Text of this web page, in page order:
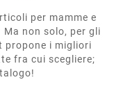
per mamme e
non solo, per gli
propone i migliori
fra cui scegliere;